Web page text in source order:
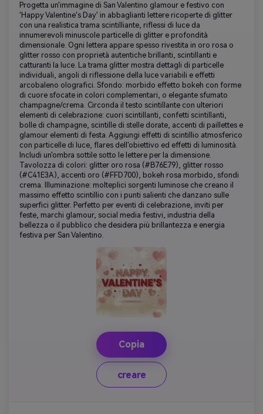
Progetta un'immagine di San Valentino glamour e festivo con
'Happy Valentine's Day' in abbaglianti lettere ricoperte di glitter
con una realistica trama scintilliante, riflessi di luce da
innumerevoli minuscole particelle di glitter e profondità
dimensionale. Ogni lettera appare spesso rivestita in oro rosa o
glitter rosso con proprietà autentiche brillanti, scintillanti e
catturanti la luce. La trama glitter mostra dettagli di particelle
individuali, angoli di riflessione della luce variabili e effetti
arcobaleno olografici. Sfondo: morbido effetto bokeh con forme
di cuore sfocate in colori complementari, o elegante sfumato
champagne/crema. Circonda il testo scintillante con ulteriori
elementi di celebrazione: cuori scintillanti, confetti scintillanti,
bolle di champagne, scintille di stelle dorate, accenti di paillettes e
glamour elementi di festa. Aggiungi effetti di scintillio atmosferico
con particelle di luce, flares dell'obiettivo ed effetti di luminosità.
Includi un'ombra sottile sotto le lettere per la dimensione.
Tavolozza di colori: glitter oro rosa (#B76E79), glitter rosso
(#C41E3A), accenti oro (#FFD700), bokeh rosa morbido, sfondi
crema. Illuminazione: molteplici sorgenti luminose che creano il
massimo effetto scintillio con i punti salienti che danzano sulle
superfici glitter. Perfetto per eventi di celebrazione, inviti per
feste, marchi glamour, social media festivi, industria della
bellezza o il pubblico che desidera più brillantezza e energia
festiva per San Valentino.
Copia
creare